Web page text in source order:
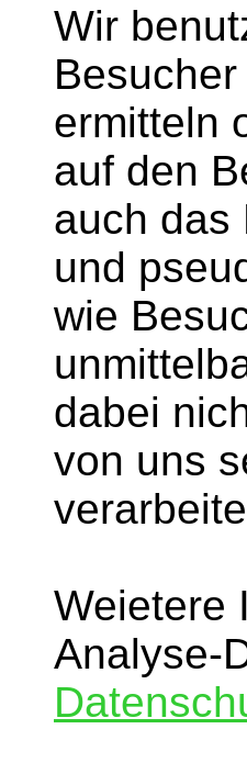
Wir
ermitteln
auf den
auch das
und
wie
dabei
von uns
Weietere
Analyse-